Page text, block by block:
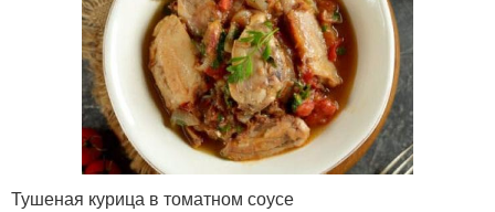
Тушеная курица в томатном соусе